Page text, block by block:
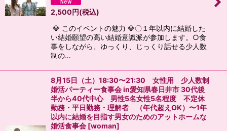
2,500円(税込)
💎 このイベントの魅力 💎〇１年以内に結婚した
い結婚願望の高い結婚意識派が参加します。○食
事をしながら、ゆっくり、じっくり話せる少人数
制の…
8月15日（土）18:30〜21:30 女性用 少人数制
婚活パーティー食事会 in愛知県春日井市 30代後
半から40代中心 男性5名女性5名程度 不定休
勤務・平日勤務・理解者 （年代超えOK）〜1年
以内に結婚を目指す男女のためのアットホームな
婚活食事会 [woman]